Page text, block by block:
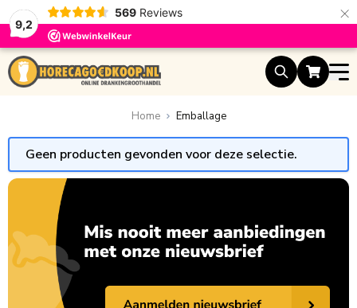
9,2
569 Reviews ×
Ga naar de inhoud
Home Emballage
Geen producten gevonden voor deze selectie.